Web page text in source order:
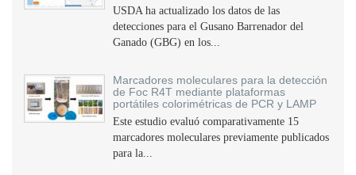
USDA ha actualizado los datos de las
detecciones para el Gusano Barrenador del
Ganado (GBG) en los...
Marcadores moleculares para la detección
de Foc R4T mediante plataformas
portátiles colorimétricas de PCR y LAMP
Este estudio evaluó comparativamente 15
marcadores moleculares previamente publicados
para la...